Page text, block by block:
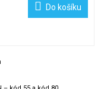
Do košíku